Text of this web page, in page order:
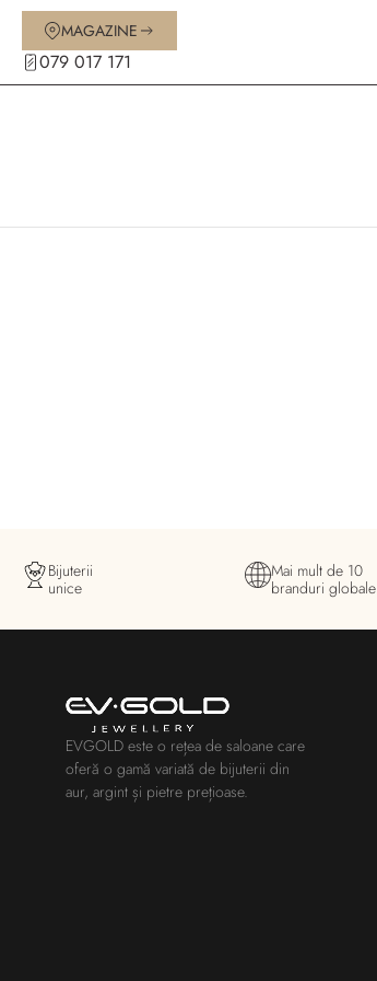
MAGAZINE
079 017 171
Bijuterii
unice
Mai mult de 10
branduri globale
EVGOLD este o rețea de saloane care
oferă o gamă variată de bijuterii din
aur, argint și pietre prețioase.